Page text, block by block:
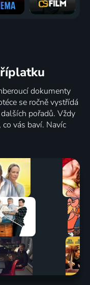
dokumenty
se ročně vystřídá
pořadů. Vždy
vás baví. Navíc